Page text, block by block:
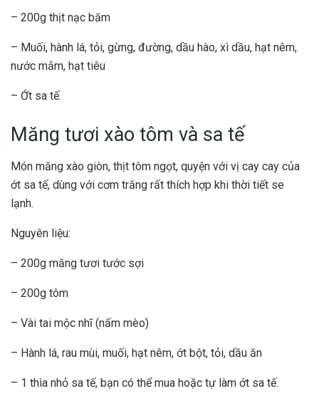
– 200g thịt nạc băm
– Muối, hành lá, tỏi, gừng, đường, dầu hào, xì dầu, hạt nêm,
nước mắm, hạt tiêu
– Ớt sa tế.
Măng tươi xào tôm và sa tế
Món măng xào giòn, thịt tôm ngọt, quyện với vị cay cay của
ớt sa tế, dùng với cơm trắng rất thích hợp khi thời tiết se
lạnh.
Nguyên liệu:
– 200g măng tươi tước sợi
– 200g tôm
– Vài tai mộc nhĩ (nấm mèo)
– Hành lá, rau mùi, muối, hạt nêm, ớt bột, tỏi, dầu ăn
– 1 thìa nhỏ sa tế, bạn có thể mua hoặc tự làm ớt sa tế.